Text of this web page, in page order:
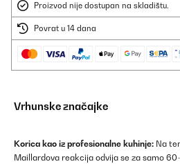
Proizvod nije dostupan na skladištu.
Povrat u 14 dana
Vrhunske značajke
Korica kao iz profesionalne kuhinje: Na
Maillardova reakcija odvija se za samo